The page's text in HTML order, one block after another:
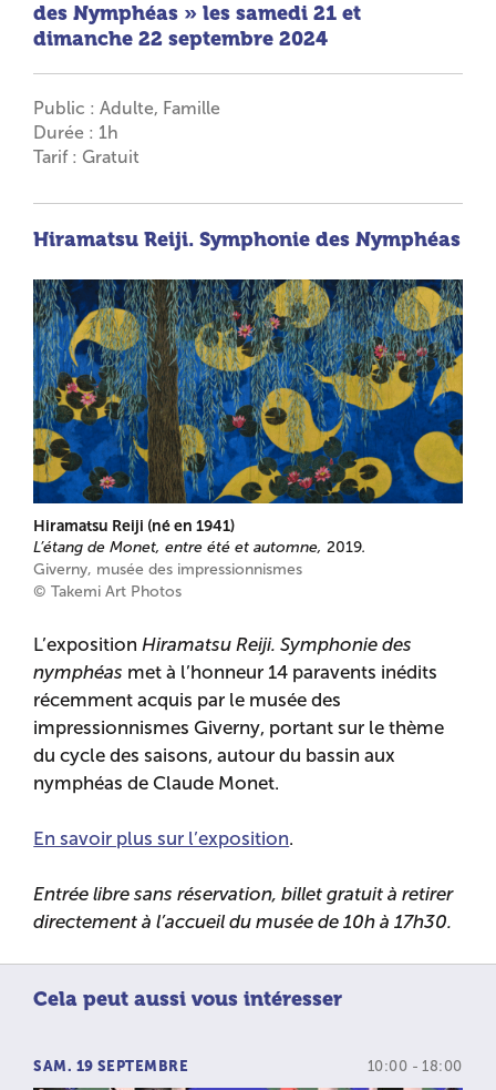
des Nymphéas » les samedi 21 et
dimanche 22 septembre 2024
Public : Adulte, Famille
Durée : 1h
Tarif : Gratuit
Hiramatsu Reiji. Symphonie des Nymphéas
Hiramatsu Reiji (né en 1941)
L’étang de Monet, entre été et automne,2019.
Giverny, musée des impressionnismes
© Takemi Art Photos
L’exposition Hiramatsu Reiji. Symphonie des
nymphéas met à l’honneur 14 paravents inédits
récemment acquis par le musée des
impressionnismes Giverny, portant sur le thème
du cycle des saisons, autour du bassin aux
nymphéas de Claude Monet.
En savoir plus sur l’exposition.
Entrée libre sans réservation, billet gratuit à retirer
directement à l’accueil du musée de 10h à 17h30.
Cela peut aussi vous intéresser
SAM. 19 SEPTEMBRE 10:00 - 18:00